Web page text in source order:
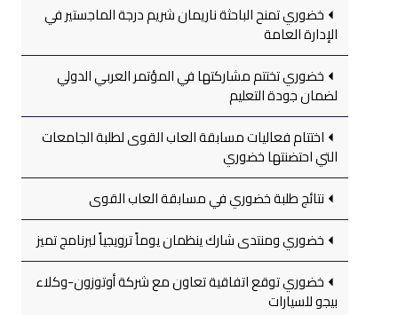
خضوري تمنح الباحثة ناريمان شريم درجة الماجستير في
الإدارة العامة
خضوري تختتم مشاركتها في المؤتمر العربي الدولي
لضمان جودة التعليم
اختتام فعاليات مسابقة العاب القوى لطلبة الجامعات
التي احتضنتها خضوري
نتائج طلبة خضوري في مسابقة العاب القوى
خضوري ومنتدى شارك ينظمان يوماً ترويجياً لبرنامج تميز
خضوري توقع اتفاقية تعاون مع شركة أوتوزون-وكلاء
بيجو للسيارات